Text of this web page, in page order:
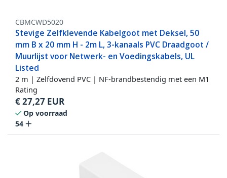
CBMCWD5020
Stevige Zelfklevende Kabelgoot met Deksel, 50
mm B x 20 mm H - 2m L, 3-kanaals PVC Draadgoot /
Muurlijst voor Netwerk- en Voedingskabels, UL
Listed
2 m | Zelfdovend PVC | NF-brandbestendig met een M1
Rating
€27,27 EUR
Op voorraad
54